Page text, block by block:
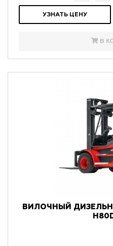
УЗНАТЬ ЦЕНУ
В
ВИЛОЧНЫЙ